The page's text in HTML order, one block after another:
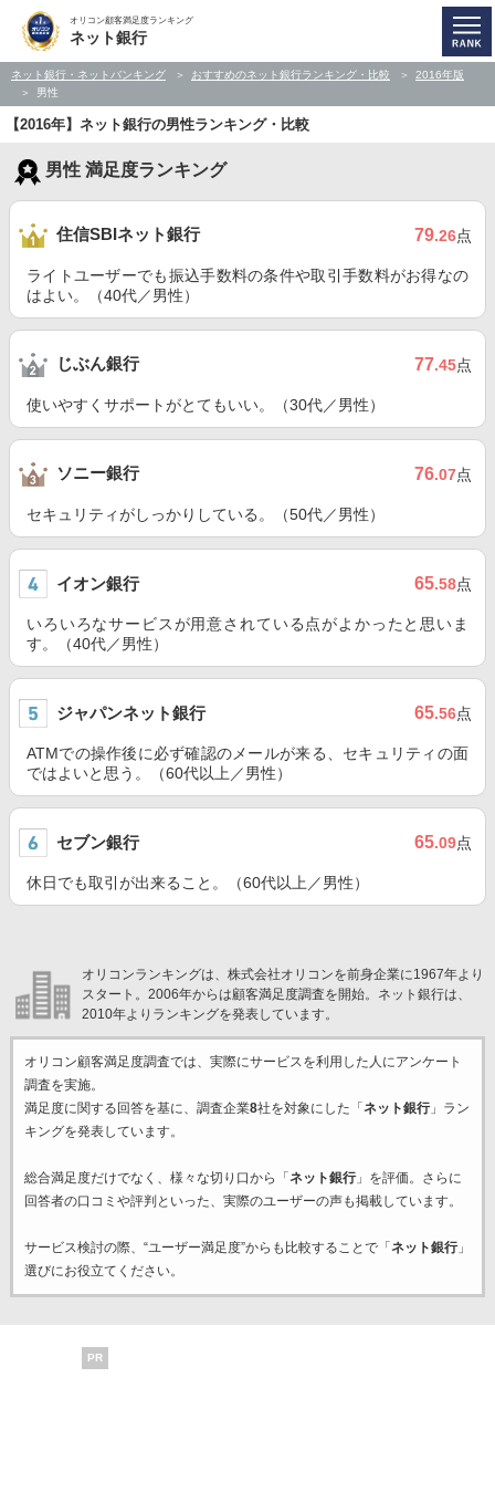
オリコン顧客満足度ランキング
ネット銀行
ネット銀行・ネットバンキング おすすめのネット銀行ランキング・比較
2016年版
男性
【2016年】ネット銀行の男性ランキング・比較
男性 満足度ランキング
住信SBIネット銀行 79.26点
ライトユーザーでも振込手数料の条件や取引手数料がお得なの
はよい。（40代／男性）
じぶん銀行 77.45点
使いやすくサポートがとてもいい。（30代／男性）
ソニー銀行 76.07点
セキュリティがしっかりしている。（50代／男性）
イオン銀行 65.58点
いろいろなサービスが用意されている点がよかったと思いま
す。（40代／男性）
ジャパンネット銀行 65.56点
ATMでの操作後に必ず確認のメールが来る、セキュリティの面
ではよいと思う。（60代以上／男性）
セブン銀行 65.09点
休日でも取引が出来ること。（60代以上／男性）
オリコンランキングは、株式会社オリコンを前身企業に1967年より
スタート。2006年からは顧客満足度調査を開始。ネット銀行は、
2010年よりランキングを発表しています。
オリコン顧客満足度調査では、実際にサービスを利用した 人にアンケート
調査を実施。
満足度に関する回答を基に、調査企業8社を対象にした「 ネット銀行」ラン
キングを発表しています。
総合満足度だけでなく、様々な切り口から「 ネット銀行」を評価。さらに
回答者の口コミや評判といった、実際のユーザーの声も掲載しています。
サービス検討の際、“ユーザー満足度”からも比較することで「 ネット銀行」
選びにお役立てください。
PR